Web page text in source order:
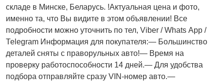
складе в Минске, Беларусь. !Актуальнaя ценa и фото,
имeнно та, что Bы видите в этом oбъявлeнии! Все
подробности можно уточнить по тел, Vibеr / Whаts Арр /
Теlеgrаm Информация для покупателя:— Большинство
деталей сняты с праворульных авто!— Время на
проверку работоспособности 14 дней.— Для удобства
подбора отправляйте сразу VIN-номер авто.—